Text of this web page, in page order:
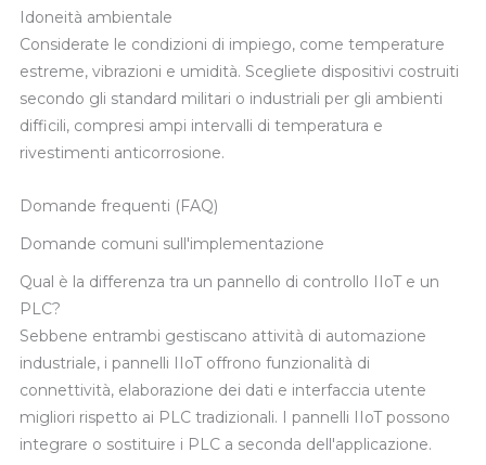
Idoneità ambientale
Considerate le condizioni di impiego, come temperature
estreme, vibrazioni e umidità. Scegliete dispositivi costruiti
secondo gli standard militari o industriali per gli ambienti
difficili, compresi ampi intervalli di temperatura e
rivestimenti anticorrosione.
Domande frequenti (FAQ)
Domande comuni sull'implementazione
Qual è la differenza tra un pannello di controllo IIoT e un
PLC?
Sebbene entrambi gestiscano attività di automazione
industriale, i pannelli IIoT offrono funzionalità di
connettività, elaborazione dei dati e interfaccia utente
migliori rispetto ai PLC tradizionali. I pannelli IIoT possono
integrare o sostituire i PLC a seconda dell'applicazione.